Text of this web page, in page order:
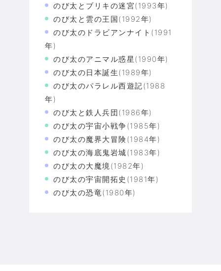
のび太とブリキの迷宮(1993年)
のび太と雲の王国(1992年)
のび太のドラビアンナイト(1991
年)
のび太のアニマル惑星(1990年)
のび太の日本誕生(1989年)
のび太のパラレル西遊記(1988
年)
のび太と鉄人兵団(1986年)
のび太の宇宙小戦争(1985年)
のび太の魔界大冒険(1984年)
のび太の海底鬼岩城(1983年)
のび太の大魔境(1982年)
のび太の宇宙開拓史(1981年)
のび太の恐竜(1980年)